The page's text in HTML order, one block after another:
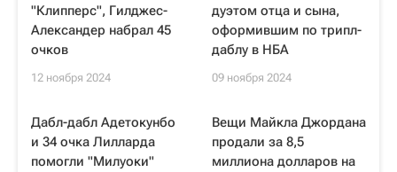
"Клипперс", Гилджес-
Александер набрал 45
очков
12 ноября 2024
дуэтом отца и сына,
оформившим по трипл-
даблу в НБА
09 ноября 2024
Дабл-дабл Адетокунбо
и 34 очка Лилларда
помогли "Милуоки"
Вещи Майкла Джордана
продали за 8,5
миллиона долларов на